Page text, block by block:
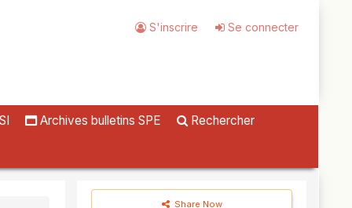
S'inscrire Se connecter
Archives bulletins SPE Rechercher
Share Now